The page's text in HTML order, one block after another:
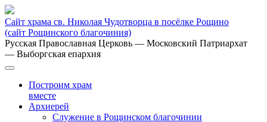
Сайт храма св. Николая Чудотворца в посёлке Рощино
(сайт Рощинского благочиния)
Русская Православная Церковь — Московский Патриархат
— Выборгская епархия
Построим храм
вместе
Архиерей
Служение в Рощинском благочинии